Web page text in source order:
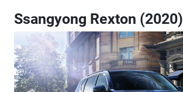
Ssangyong Rexton (2020)